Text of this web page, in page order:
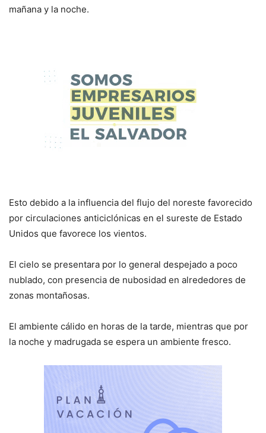
mañana y la noche.
Esto debido a la influencia del flujo del noreste favorecido
por circulaciones anticiclónicas en el sureste de Estado
Unidos que favorece los vientos.
El cielo se presentara por lo general despejado a poco
nublado, con presencia de nubosidad en alrededores de
zonas montañosas.
El ambiente cálido en horas de la tarde, mientras que por
la noche y madrugada se espera un ambiente fresco.